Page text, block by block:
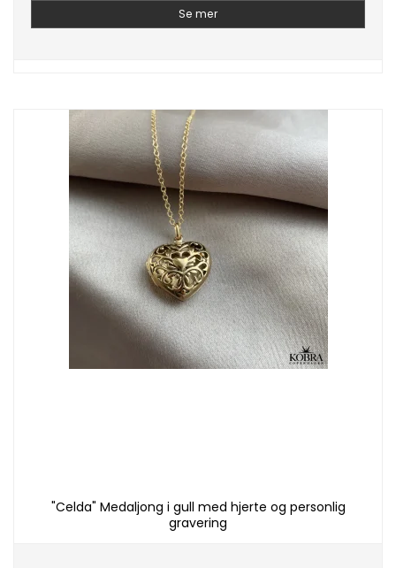
Se mer
"Celda" Medaljong i gull med hjerte og personlig
gravering